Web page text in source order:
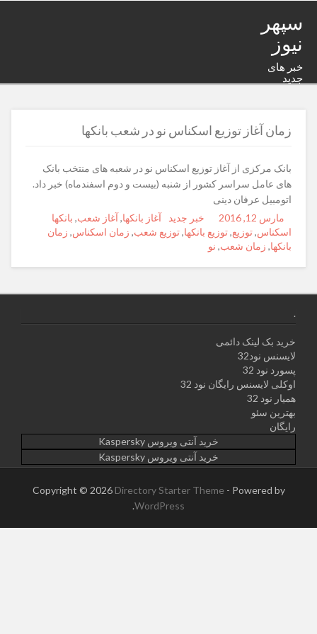
سپهر
نیوز
خبر های
جدید
زمان آغاز توزیع اسکناس نو در شعب بانکها
بانک مرکزی از آغاز توزیع اسکناس نو در شعبه های منتخب بانک
های عامل سراسر کشور از شنبه (بیست و دوم اسفندماه) خبر داد.
اتومبیل عرفان دینی
Posted
on
مارس 12, 2016 Author
Categories
خبر جدید Tags
آغاز بانکها,آغاز شعب, بانکها
اسکناس,توزیع,توزیع بانکها,توزیع شعب, زمان اسکناس, زمان
بانکها, زمان شعب, نو
.
خرید بک لینک دائمی
لایسنس نود32
پسورد نود 32
اوکلی لایسنس رایگان نود 32
همیار نود 32
بهترین سئو
رایگان
خرید آنتی ویروس Kaspersky
خرید آنتی ویروس Kaspersky
Copyright © 2026 Directory Starter Theme - Powered by
WordPress
.